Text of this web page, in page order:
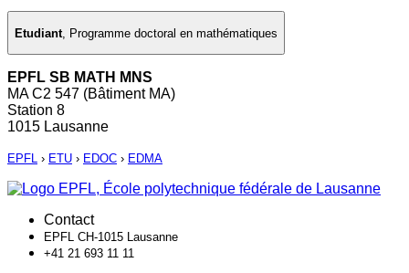
Etudiant Programme doctoral en mathématiques
EPFL SB MATH MNS
MA C2 547 (Bâtiment MA)
Station 8
1015 Lausanne
EPFL › ETU › EDOC › EDMA
Contact
EPFL CH-1015 Lausanne
+41 21 693 11 11